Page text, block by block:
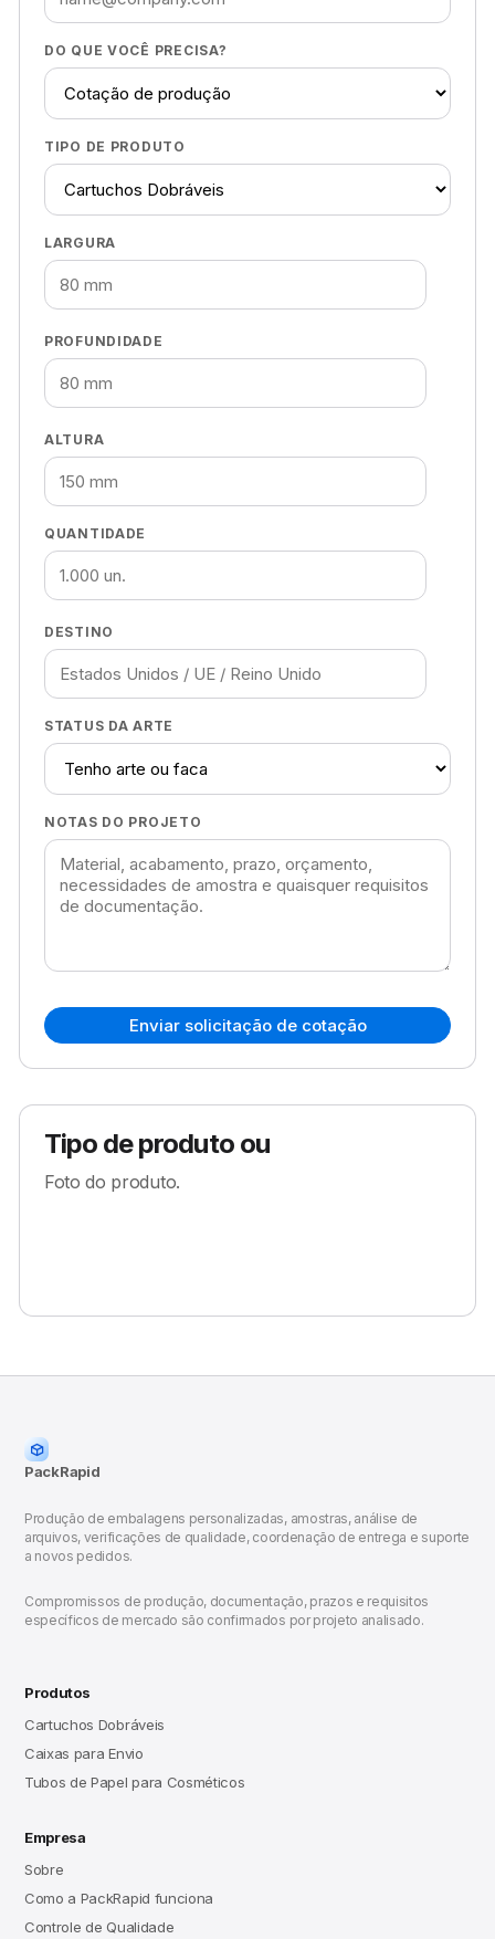
DO QUE VOCÊ PRECISA?
TIPO DE PRODUTO
LARGURA
PROFUNDIDADE
ALTURA
QUANTIDADE
DESTINO
STATUS DA ARTE
NOTAS DO PROJETO
Enviar solicitação de cotação
Tipo de produto ou
Foto do produto.
PackRapid
Produção de embalagens personalizadas, amostras, análise de
arquivos, verificações de qualidade, coordenação de entrega e suporte
a novos pedidos.
Compromissos de produção, documentação, prazos e requisitos
específicos de mercado são confirmados por projeto analisado.
Produtos
Cartuchos Dobráveis
Caixas para Envio
Tubos de Papel para Cosméticos
Empresa
Sobre
Como a PackRapid funciona
Controle de Qualidade